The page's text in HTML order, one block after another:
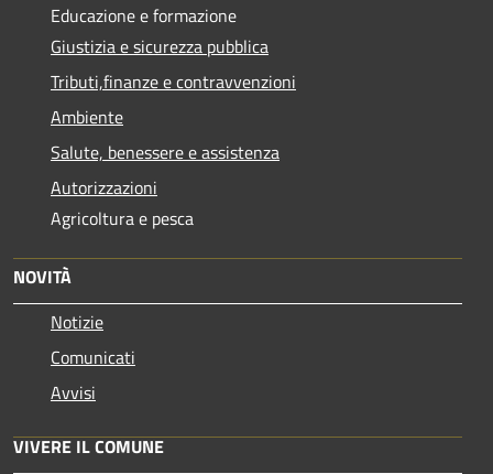
Educazione e formazione
Giustizia e sicurezza pubblica
Tributi,finanze e contravvenzioni
Ambiente
Salute, benessere e assistenza
Autorizzazioni
Agricoltura e pesca
NOVITÀ
Notizie
Comunicati
Avvisi
VIVERE IL COMUNE